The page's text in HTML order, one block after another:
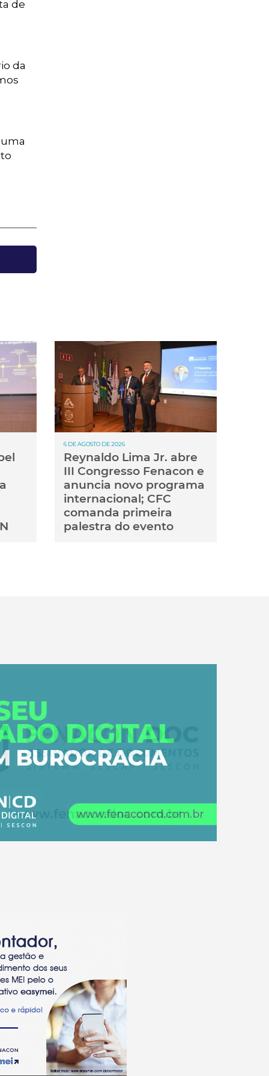
de
da
6 DE AGOSTO DE 2026
Reynaldo Lima Jr. abre
III Congresso Fenacon e
anuncia novo programa
internacional; CFC
comanda primeira
palestra do evento